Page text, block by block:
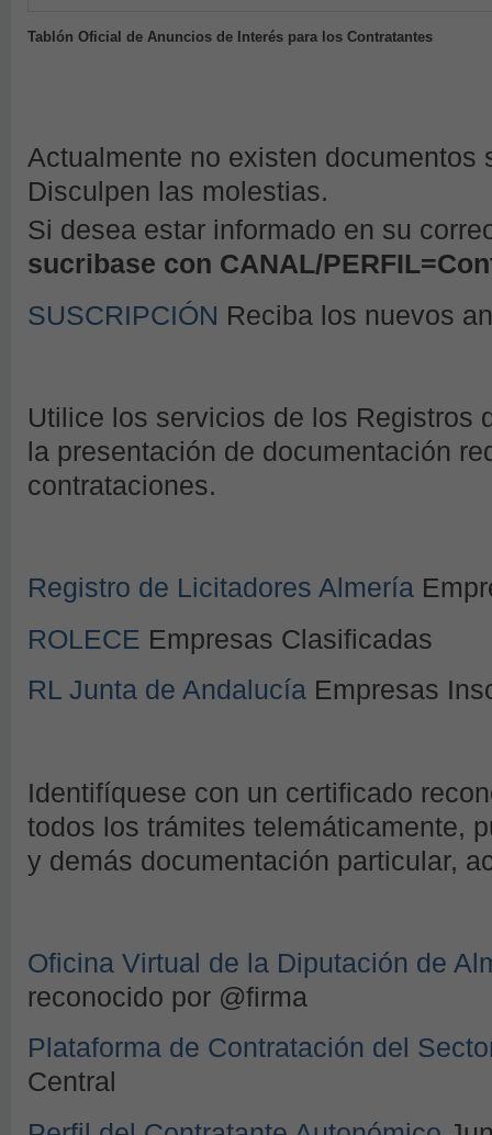
Tablón Oficial de Anuncios de Interés para los Contratantes
Actualmente no existen documentos
Disculpen las molestias.
Si desea estar informado en su
sucribase con CANAL/
SUSCRIPCIÓN Reciba los nuevos
Utilice los servicios de los Registros
la presentación de documentación
contrataciones.
Registro de Licitadores Almería
ROLECE Empresas Clasificadas
RL Junta de Andalucía Empresas
Identifíquese con un certificado
todos los trámites telemáticamente,
y demás documentación particular,
Oficina Virtual de la Diputación de
reconocido por @firma
Plataforma de Contratación del
Central